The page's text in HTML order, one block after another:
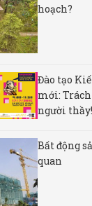
hoạch?
Đào tạo
mới:
người thầy!
Bất động
quan